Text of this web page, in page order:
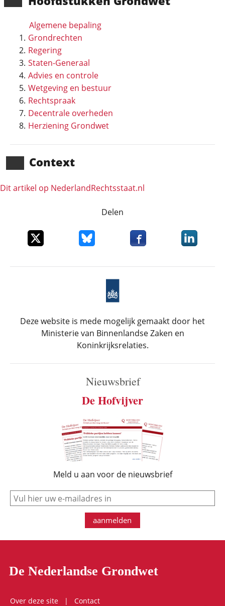
Algemene bepaling
Grondrechten
Regering
Staten-Generaal
Advies en controle
Wetgeving en bestuur
Rechtspraak
Decentrale overheden
Herziening Grondwet
Context
Dit artikel op NederlandRechts­staat.nl
Delen
Deel dit item op XDeel dit item op Bluesky
Deel dit item opDeel dit
Deze website is mede mogelijk gemaakt door het
Ministerie van Binnenlandse Zaken en
Koninkrijksrelaties.
Nieuwsbrief
De Hofvijver
Meld u aan voor de nieuwsbrief
e-mail
aanmelden
De Nederlandse Grondwet
Over deze site
Contact